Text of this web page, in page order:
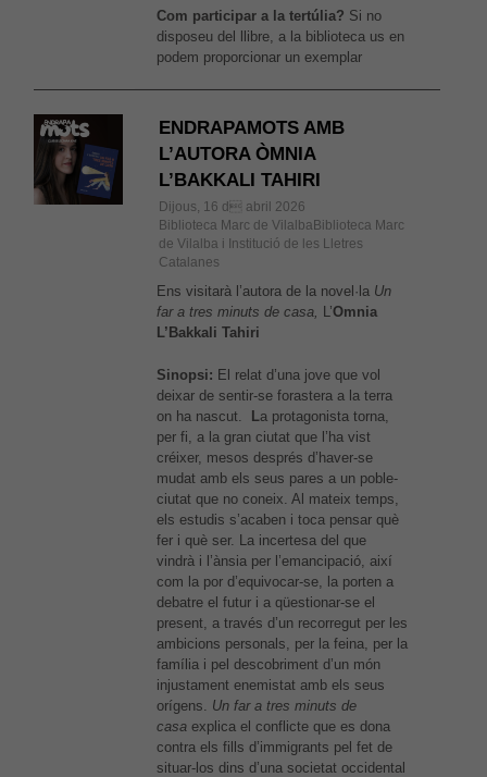
Com participar a la tertúlia? Si no
disposeu del llibre, a la biblioteca us en
podem proporcionar un exemplar
ENDRAPAMOTS AMB
L’AUTORA ÒMNIA
L’BAKKALI TAHIRI
Dijous, 16 d abril 2026
Biblioteca Marc de VilalbaBiblioteca Marc
de Vilalba i Institució de les Lletres
Catalanes
Ens visitarà l’autora de la novel·la Un
far a tres minuts de casa, L’Omnia
L’Bakkali Tahiri
Sinopsi: El relat d’una jove que vol
deixar de sentir-se forastera a la terra
on ha nascut.
La protagonista torna,
per fi, a la gran ciutat que l’ha vist
créixer, mesos després d’haver-se
mudat amb els seus pares a un poble-
ciutat que no coneix. Al mateix temps,
els estudis s’acaben i toca pensar què
fer i què ser. La incertesa del que
vindrà i l’ànsia per l’emancipació, així
com la por d’equivocar-se, la porten a
debatre el futur i a qüestionar-se el
present, a través d’un recorregut per les
ambicions personals, per la feina, per la
família i pel descobriment d’un món
injustament enemistat amb els seus
orígens. Un far a tres minuts de
casaexplica el conflicte que es dona
contra els fills d’immigrants pel fet de
situar-los dins d’una societat occidental